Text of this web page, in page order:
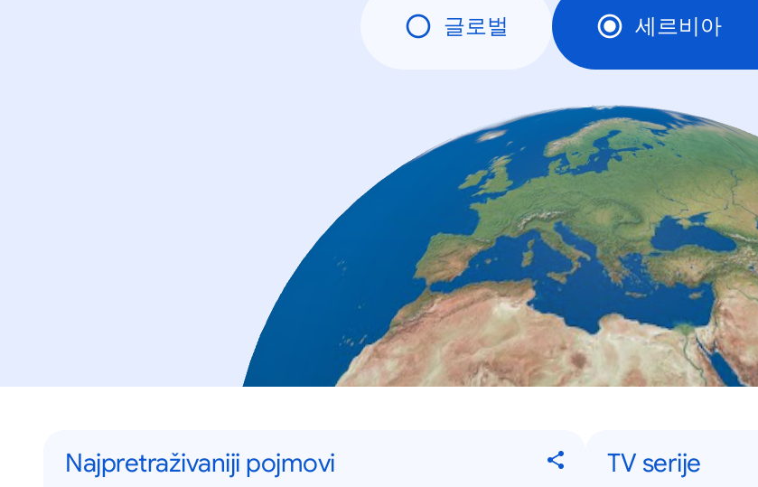
글로벌 세르비아
Najpretraživaniji pojmovi TV serije